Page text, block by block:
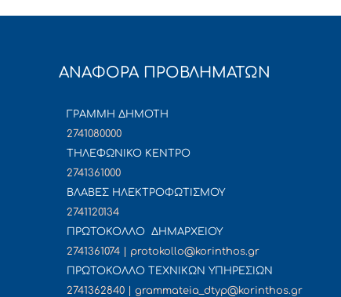
ΑΝΑΦΟΡΑ ΠΡΟΒΛΗΜΑΤΩΝ
ΓΡΑΜΜΗ ΔΗΜΟΤΗ
2741080000
ΤΗΛΕΦΩΝΙΚΟ ΚΕΝΤΡΟ
2741361000
ΒΛΑΒΕΣ ΗΛΕΚΤΡΟΦΩΤΙΣΜΟΥ
2741120134
ΠΡΩΤΟΚΟΛΛΟ ΔΗΜΑΡΧΕΙΟΥ
2741361074 | protokollo@korinthos.gr
ΠΡΩΤΟΚΟΛΛΟ ΤΕΧΝΙΚΩΝ ΥΠΗΡΕΣΙΩΝ
2741362840 | grammateia_dtyp@korinthos.gr